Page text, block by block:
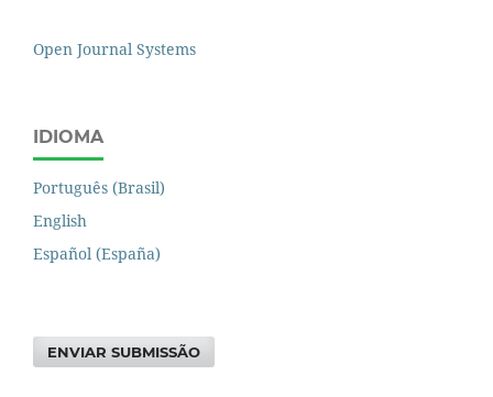
Open Journal Systems
IDIOMA
Português (Brasil)
English
Español (España)
ENVIAR SUBMISSÃO